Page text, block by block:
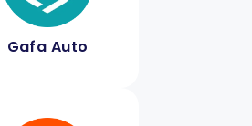
Gafa Auto